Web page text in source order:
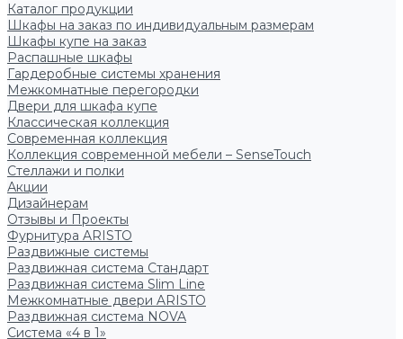
Каталог продукции
Шкафы на заказ по индивидуальным размерам
Шкафы купе на заказ
Распашные шкафы
Гардеробные системы хранения
Межкомнатные перегородки
Двери для шкафа купе
Классическая коллекция
Современная коллекция
Коллекция современной мебели – SenseTouch
Стеллажи и полки
Акции
Дизайнерам
Отзывы и Проекты
Фурнитура ARISTO
Раздвижные системы
Раздвижная система Стандарт
Раздвижная система Slim Line
Межкомнатные двери ARISTO
Раздвижная система NOVA
Система «4 в 1»